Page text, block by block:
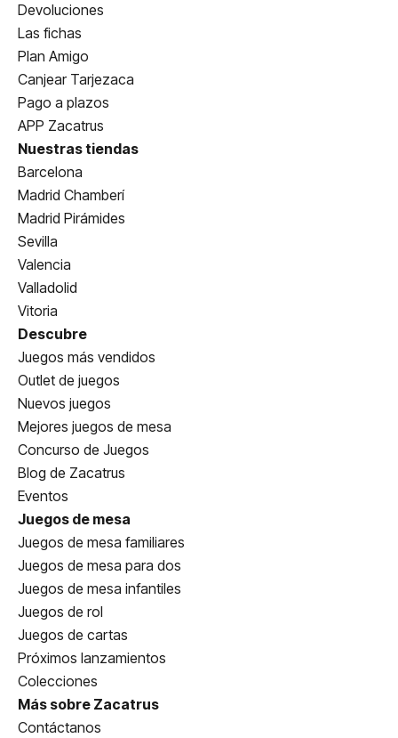
Devoluciones
Las fichas
Plan Amigo
Canjear Tarjezaca
Pago a plazos
APP Zacatrus
Nuestras tiendas
Barcelona
Madrid Chamberí
Madrid Pirámides
Sevilla
Valencia
Valladolid
Vitoria
Descubre
Juegos más vendidos
Outlet de juegos
Nuevos juegos
Mejores juegos de mesa
Concurso de Juegos
Blog de Zacatrus
Eventos
Juegos de mesa
Juegos de mesa familiares
Juegos de mesa para dos
Juegos de mesa infantiles
Juegos de rol
Juegos de cartas
Próximos lanzamientos
Colecciones
Más sobre Zacatrus
Contáctanos